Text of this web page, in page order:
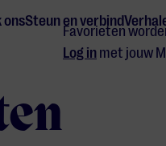
onsSteun en verbind
Favorieten
Log in met jouw